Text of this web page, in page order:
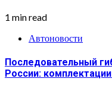
1 min read
Автоновости
Последовательный
России: